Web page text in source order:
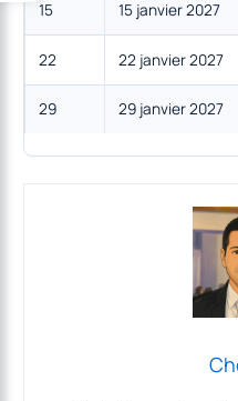
15 15 janvier 2027
22 22 janvier 2027
29 29 janvier 2027